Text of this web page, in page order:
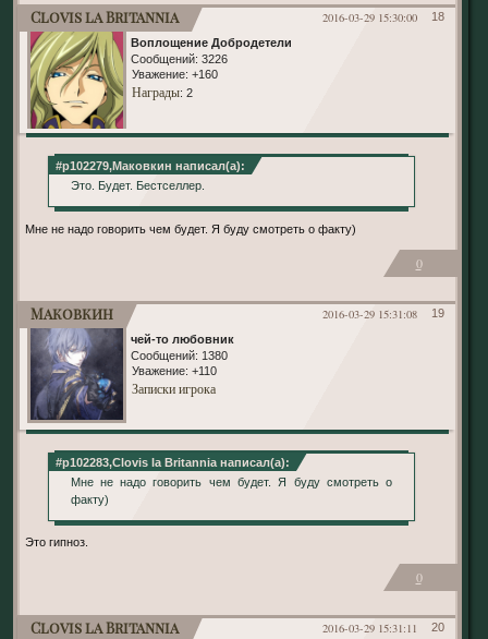
18
2016-03-29 15:30:00
Clovis la Britannia
Воплощение Добродетели
Сообщений: 3226
Уважение: +160
Награды: 2
#p102279,Маковкин написал(а):
Это. Будет. Бестселлер.
Мне не надо говорить чем будет. Я буду смотреть о факту)
0
19
2016-03-29 15:31:08
Маковкин
чей-то любовник
Сообщений: 1380
Уважение: +110
Записки игрока
#p102283,Clovis la Britannia написал(а):
Мне не надо говорить чем будет. Я буду смотреть о
факту)
Это гипноз.
0
20
2016-03-29 15:31:11
Clovis la Britannia